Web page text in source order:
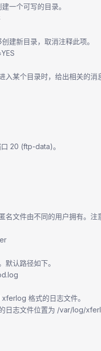
一个可写的目录。
建新目录，取消注释此项。
入某个目录时，给出相关的消
20 (ftp-data)。
名文件由不同的用户拥有。
默认路径如下。
格式的日志文件。
日志文件位置为 /var/log/